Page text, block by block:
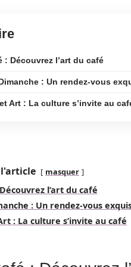
: Découvrez l’art du café
: Un rendez-vous
Art : La culture s’invite au
masquer
l’art du café
: Un rendez-vous
: La culture s’invite au café